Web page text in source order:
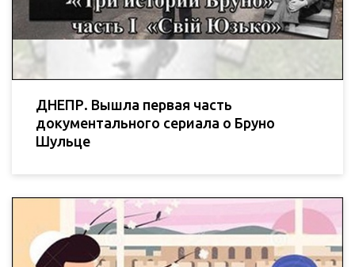
ДНЕПР. Вышла первая часть
документального сериала о Бруно
Шульце